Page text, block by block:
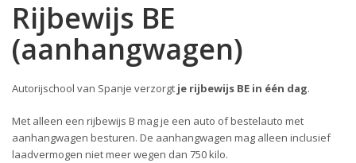
Rijbewijs BE
(aanhangwagen)
Autorijschool van Spanje verzorgt je rijbewijs BE in één dag.
Met alleen een rijbewijs B mag je een auto of bestelauto met
aanhangwagen besturen. De aanhangwagen mag alleen inclusief
laadvermogen niet meer wegen dan 750 kilo.